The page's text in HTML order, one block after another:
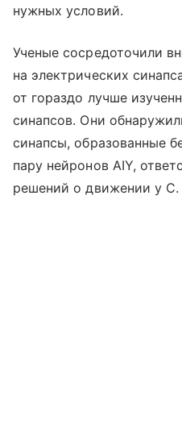
нужных условий.
Ученые сосредоточили
на электрических
от гораздо лучше
синапсов. Они
синапсы, образованные
пару нейронов AIY,
решений о движении у C.